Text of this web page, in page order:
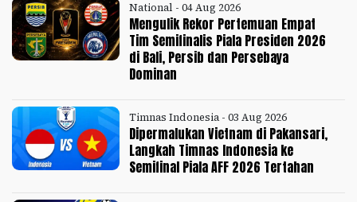
National - 04 Aug 2026
Mengulik Rekor Pertemuan Empat
Tim Semifinalis Piala Presiden 2026
di Bali, Persib dan Persebaya
Dominan
Timnas Indonesia - 03 Aug 2026
Dipermalukan Vietnam di Pakansari,
Langkah Timnas Indonesia ke
Semifinal Piala AFF 2026 Tertahan